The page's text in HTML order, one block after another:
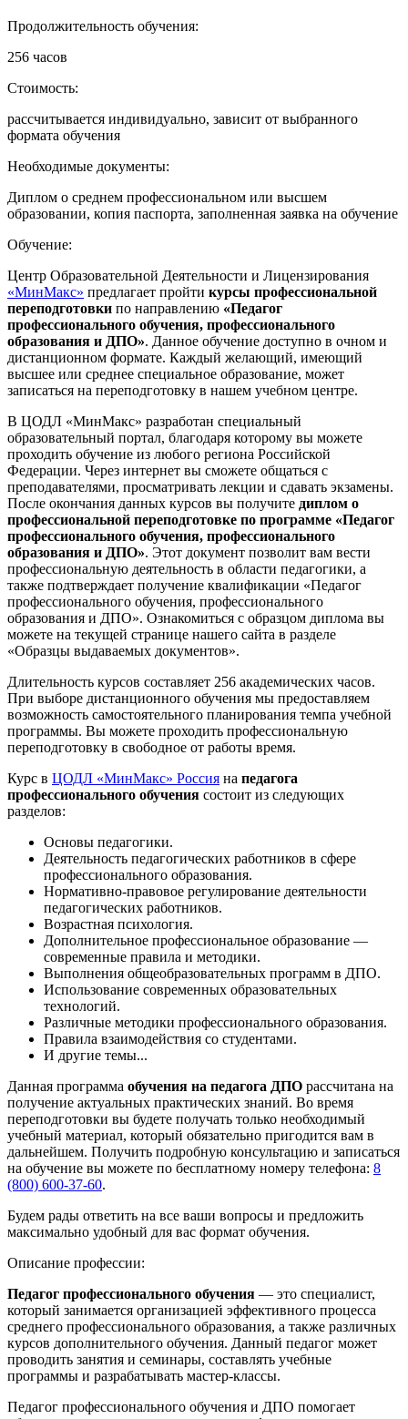
Продолжительность обучения:
256 часов
Стоимость:
рассчитывается индивидуально, зависит от выбранного
формата обучения
Необходимые документы:
Диплом о среднем профессиональном или высшем
образовании, копия паспорта, заполненная заявка на обучение
Обучение:
Центр Образовательной Деятельности и Лицензирования
«МинМакс» предлагает пройти курсы профессиональной
переподготовки по направлению «Педагог
профессионального обучения, профессионального
образования и ДПО». Данное обучение доступно в очном и
дистанционном формате. Каждый желающий, имеющий
высшее или среднее специальное образование, может
записаться на переподготовку в нашем учебном центре.
В ЦОДЛ «МинМакс» разработан специальный
образовательный портал, благодаря которому вы можете
проходить обучение из любого региона Российской
Федерации. Через интернет вы сможете общаться с
преподавателями, просматривать лекции и сдавать экзамены.
После окончания данных курсов вы получите диплом о
профессиональной переподготовке по программе «Педагог
профессионального обучения, профессионального
образования и ДПО». Этот документ позволит вам вести
профессиональную деятельность в области педагогики, а
также подтверждает получение квалификации «Педагог
профессионального обучения, профессионального
образования и ДПО». Ознакомиться с образцом диплома вы
можете на текущей странице нашего сайта в разделе
«Образцы выдаваемых документов».
Длительность курсов составляет 256 академических часов.
При выборе дистанционного обучения мы предоставляем
возможность самостоятельного планирования темпа учебной
программы. Вы можете проходить профессиональную
переподготовку в свободное от работы время.
Курс в ЦОДЛ «МинМакс» Россия на педагога
профессионального обучения состоит из следующих
разделов:
Основы педагогики.
Деятельность педагогических работников в сфере
профессионального образования.
Нормативно-правовое регулирование деятельности
педагогических работников.
Возрастная психология.
Дополнительное профессиональное образование —
современные правила и методики.
Выполнения общеобразовательных программ в ДПО.
Использование современных образовательных
технологий.
Различные методики профессионального образования.
Правила взаимодействия со студентами.
И другие темы...
Данная программа обучения на педагога ДПО рассчитана на
получение актуальных практических знаний. Во время
переподготовки вы будете получать только необходимый
учебный материал, который обязательно пригодится вам в
дальнейшем. Получить подробную консультацию и записаться
на обучение вы можете по бесплатному номеру телефона: 8
(800) 600-37-60.
Будем рады ответить на все ваши вопросы и предложить
максимально удобный для вас формат обучения.
Описание профессии:
Педагог профессионального обучения — это специалист,
который занимается организацией эффективного процесса
среднего профессионального образования, а также различных
курсов дополнительного обучения. Данный педагог может
проводить занятия и семинары, составлять учебные
программы и разрабатывать мастер-классы.
Педагог профессионального обучения и ДПО помогает